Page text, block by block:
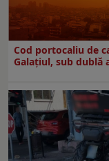
Cod portocaliu de
Galațiul, sub dublă